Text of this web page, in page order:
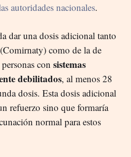
autoridades nacionales.
dar una dosis adicional tanto
como de la de
con sistemas
debilitados, al menos 28
dosis. Esta dosis adicional
refuerzo sino que formaría
normal para estos